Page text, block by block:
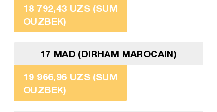
18 792,43 UZS (SUM
OUZBEK)
17 MAD (DIRHAM MAROCAIN)
19 966,96 UZS (SUM
OUZBEK)